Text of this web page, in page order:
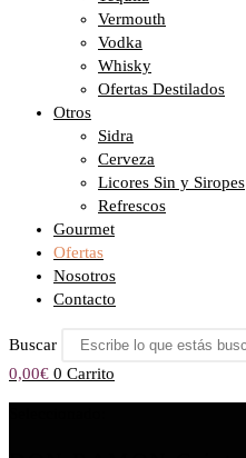
Vermouth
Vodka
Whisky
Ofertas Destilados
Otros
Sidra
Cerveza
Licores Sin y Siropes
Refrescos
Gourmet
Ofertas
Nosotros
Contacto
Buscar
0,00€ 0 Carrito